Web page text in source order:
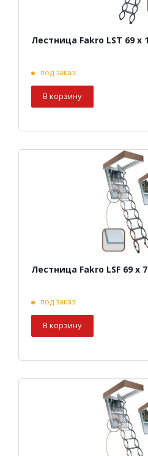
Лестница
под заказ
В корзину
Лестница Fakro LSF
под заказ
В корзину